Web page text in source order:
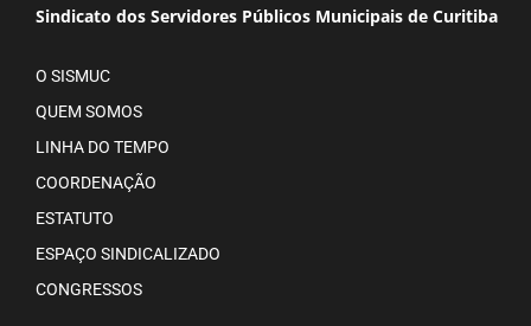
Sindicato dos Servidores Públicos Municipais de Curitiba
O SISMUC
QUEM SOMOS
LINHA DO TEMPO
COORDENAÇÃO
ESTATUTO
ESPAÇO SINDICALIZADO
CONGRESSOS